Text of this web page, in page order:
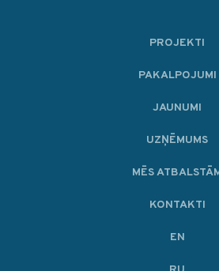
PROJEKTI
PAKALPOJUMI
JAUNUMI
UZŅĒMUMS
MĒS
KONTAKTI
EN